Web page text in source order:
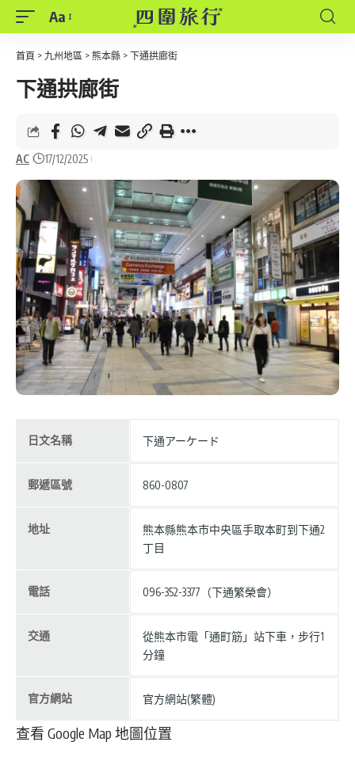
Font
Resizer
Aa
首頁 > 九州地區 > 熊本縣 > 下通拱廊街
下通拱廊街
AC 17/12/2025
日文名稱 下通アーケード
郵遞區號 860-0807
地址
熊本縣熊本市中央區手取本町到下通2
丁目
電話 096-352-3377（下通繁榮會）
交通
從熊本市電「通町筋」站下車，步行1
分鐘
官方網站 官方網站(繁體)
查看 Google Map 地圖位置